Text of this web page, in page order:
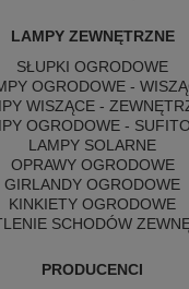
LAMPY ZEWNĘTRZNE
SŁUPKI OGRODOWE
OGRODOWE -
WISZĄCE -
OGRODOWE -
LAMPY SOLARNE
OPRAWY OGRODOWE
GIRLANDY OGRODOWE
KINKIETY OGRODOWE
SCHODÓW
PRODUCENCI